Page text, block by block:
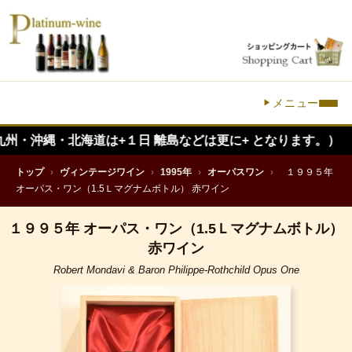
メニュー
海道は+１日 離島などは更に+ となります。）
トップ › ヴィンテージワイン › 1995年 › オーパスワン ›
１９９５年
オーパス・ワン（1.5Ｌマグナムボトル） 赤ワイン
１９９５年 オーパス・ワン（1.5Ｌマグナムボトル）
赤ワイン
Robert Mondavi & Baron Philippe-Rothchild Opus One